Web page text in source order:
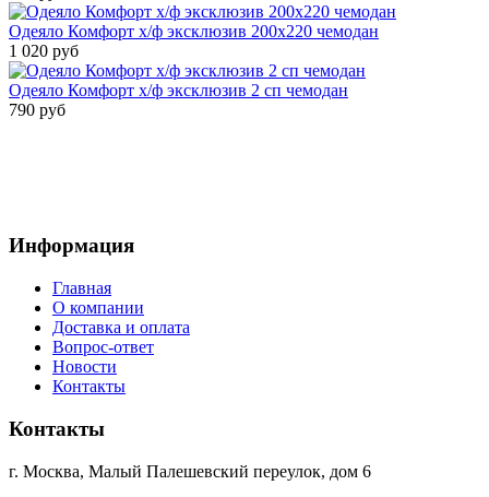
Одеяло Комфорт х/ф эксклюзив 200х220 чемодан
1 020 руб
Одеяло Комфорт х/ф эксклюзив 2 сп чемодан
790 руб
Информация
Главная
О компании
Доставка и оплата
Вопрос-ответ
Новости
Контакты
Контакты
г. Москва, Малый Палешевский переулок, дом 6